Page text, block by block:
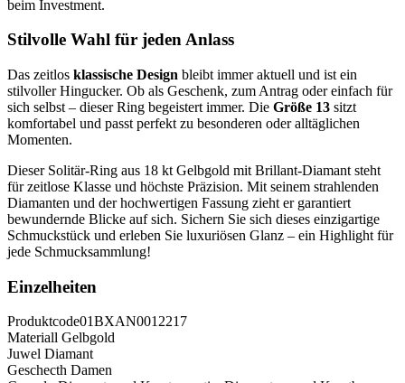
beim Investment.
Stilvolle Wahl für jeden Anlass
Das zeitlos klassische Design bleibt immer aktuell und ist ein
stilvoller Hingucker. Ob als Geschenk, zum Antrag oder einfach für
sich selbst – dieser Ring begeistert immer. Die Größe 13 sitzt
komfortabel und passt perfekt zu besonderen oder alltäglichen
Momenten.
Dieser Solitär-Ring aus 18 kt Gelbgold mit Brillant-Diamant steht
für zeitlose Klasse und höchste Präzision. Mit seinem strahlenden
Diamanten und der hochwertigen Fassung zieht er garantiert
bewundernde Blicke auf sich. Sichern Sie sich dieses einzigartige
Schmuckstück und erleben Sie luxuriösen Glanz – ein Highlight für
jede Schmucksammlung!
Einzelheiten
Produktcode01BXAN0012217
Materiall Gelbgold
Juwel Diamant
Geschecth Damen